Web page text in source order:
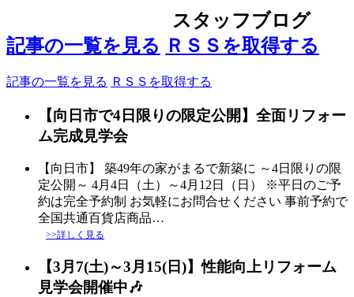
スタッフブログ
記事の一覧を見る ＲＳＳを取得する
記事の一覧を見る ＲＳＳを取得する
【向日市で4日限りの限定公開】全面リフォー
ム完成見学会
【向日市】 築49年の家がまるで新築に ～4日限りの限
定公開～ 4月4日（土）～4月12日（日） ※平日のご予
約は完全予約制 お気軽にお問合せください 事前予約で
全国共通百貨店商品…
>>詳しく見る
【3月7(土)～3月15(日)】性能向上リフォーム
見学会開催中🎶